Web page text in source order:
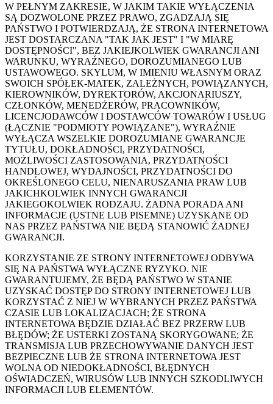
W PEŁNYM ZAKRESIE, W JAKIM TAKIE WYŁĄCZENIA
SĄ DOZWOLONE PRZEZ PRAWO, ZGADZAJĄ SIĘ
PAŃSTWO I POTWIERDZAJĄ, ŻE STRONA INTERNETOWA
JEST DOSTARCZANA "TAK JAK JEST" I "W MIARĘ
DOSTĘPNOŚCI", BEZ JAKIEJKOLWIEK GWARANCJI ANI
WARUNKU, WYRAŹNEGO, DOROZUMIANEGO LUB
USTAWOWEGO. SKYLUM, W IMIENIU WŁASNYM ORAZ
SWOICH SPÓŁEK-MATEK, ZALEŻNYCH, POWIĄZANYCH,
KIEROWNIKÓW, DYREKTORÓW, AKCJONARIUSZY,
CZŁONKÓW, MENEDŻERÓW, PRACOWNIKÓW,
LICENCJODAWCÓW I DOSTAWCÓW TOWARÓW I USŁUG
(ŁĄCZNIE "PODMIOTY POWIĄZANE"), WYRAŹNIE
WYŁĄCZA WSZELKIE DOROZUMIANE GWARANCJE
TYTUŁU, DOKŁADNOŚCI, PRZYDATNOŚCI,
MOŻLIWOŚCI ZASTOSOWANIA, PRZYDATNOŚCI
HANDLOWEJ, WYDAJNOŚCI, PRZYDATNOŚCI DO
OKREŚLONEGO CELU, NIENARUSZANIA PRAW LUB
JAKICHKOLWIEK INNYCH GWARANCJI
JAKIEGOKOLWIEK RODZAJU. ŻADNA PORADA ANI
INFORMACJE (USTNE LUB PISEMNE) UZYSKANE OD
NAS PRZEZ PAŃSTWA NIE BĘDĄ STANOWIĆ ŻADNEJ
GWARANCJI.
KORZYSTANIE ZE STRONY INTERNETOWEJ ODBYWA
SIĘ NA PAŃSTWA WYŁĄCZNE RYZYKO. NIE
GWARANTUJEMY, ŻE BĘDĄ PAŃSTWO W STANIE
UZYSKAĆ DOSTĘP DO STRONY INTERNETOWEJ LUB
KORZYSTAĆ Z NIEJ W WYBRANYCH PRZEZ PAŃSTWA
CZASIE LUB LOKALIZACJACH; ŻE STRONA
INTERNETOWA BĘDZIE DZIAŁAĆ BEZ PRZERW LUB
BŁĘDÓW; ŻE USTERKI ZOSTANĄ SKORYGOWANE; ŻE
TRANSMISJA LUB PRZECHOWYWANIE DANYCH JEST
BEZPIECZNE LUB ŻE STRONA INTERNETOWA JEST
WOLNA OD NIEDOKŁADNOŚCI, BŁĘDNYCH
OŚWIADCZEŃ, WIRUSÓW LUB INNYCH SZKODLIWYCH
INFORMACJI LUB ELEMENTÓW.